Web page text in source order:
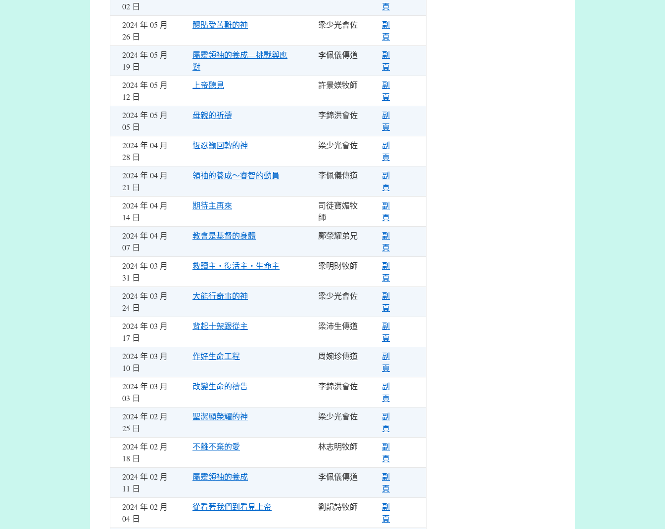
02 日
頁
2024 年 05 月
26 日
體貼受苦難的神 梁少光會佐
副
頁
2024 年 05 月
19 日
屬靈領袖的養成—挑戰與應
對
李佩儀傳道
副
頁
2024 年 05 月
12 日
上帝聽見 許景媄牧師
副
頁
2024 年 05 月
05 日
母親的祈禱 李錦洪會佐
副
頁
2024 年 04 月
28 日
恆忍籲回轉的神 梁少光會佐
副
頁
2024 年 04 月
21 日
領袖的養成～睿智的動員 李佩儀傳道
副
頁
2024 年 04 月
14 日
期待主再來
司徒寶媚牧
師
副
頁
2024 年 04 月
07 日
教會是基督的身體 鄺榮耀弟兄
副
頁
2024 年 03 月
31 日
救贖主‧復活主‧生命主 梁明財牧師
副
頁
2024 年 03 月
24 日
大能行奇事的神 梁少光會佐
副
頁
2024 年 03 月
17 日
背起十架跟從主 梁沛生傳道
副
頁
2024 年 03 月
10 日
作好生命工程 周婉珍傳道
副
頁
2024 年 03 月
03 日
改變生命的禱告 李錦洪會佐
副
頁
2024 年 02 月
25 日
聖潔顯榮耀的神 梁少光會佐
副
頁
2024 年 02 月
18 日
不離不棄的愛 林志明牧師
副
頁
2024 年 02 月
11 日
屬靈領袖的養成 李佩儀傳道
副
頁
2024 年 02 月
04 日
從看著我們到看見上帝 劉韻詩牧師
副
頁